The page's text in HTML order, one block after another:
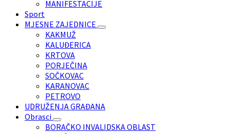
MANIFESTACIJE
Sport
MJESNE ZAJEDNICE
KAKMUŽ
KALUĐERICA
KRTOVA
PORJEČINA
SOČKOVAC
KARANOVAC
PETROVO
UDRUŽENJA GRAĐANA
Obrasci
BORAČKO INVALIDSKA OBLAST